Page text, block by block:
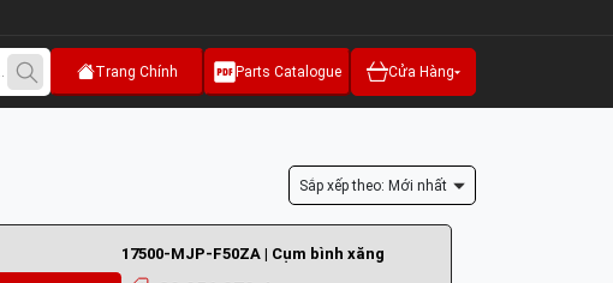
Trang Chính Parts Catalogue Cửa Hàng
Sắp xếp theo: Mới nhất
17500-MJP-F50ZA | Cụm bình xăng